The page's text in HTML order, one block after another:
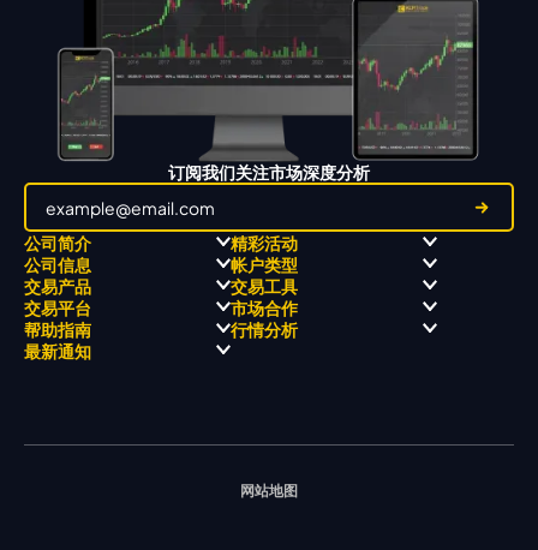
订阅我们关注市场深度分析
公司简介
关于
关于 KCM Group
三大优势
奖项和成就
精彩活动
职业高尔夫 x 飘移队
全球高尔夫锦标赛
公司信息
经营理念
公开信息与风险披露
公司新闻
视频库
帐户类型
ECN 账户
STP 账户
账户比较
交易产品
Forex
贵金属
能源
交易工具
交易平台
MetaTrader 4
MetaTrader 5
市场合作
帮助指南 行情分析
最新通知
网站地图